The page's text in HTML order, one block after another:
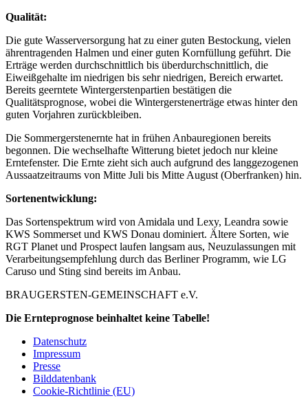
Qualität:
Die gute Wasserversorgung hat zu einer guten Bestockung, vielen
ährentragenden Halmen und einer guten Kornfüllung geführt. Die
Erträge werden durchschnittlich bis überdurchschnittlich, die
Eiweißgehalte im niedrigen bis sehr niedrigen, Bereich erwartet.
Bereits geerntete Wintergerstenpartien bestätigen die
Qualitätsprognose, wobei die Wintergerstenerträge etwas hinter den
guten Vorjahren zurückbleiben.
Die Sommergerstenernte hat in frühen Anbauregionen bereits
begonnen. Die wechselhafte Witterung bietet jedoch nur kleine
Erntefenster. Die Ernte zieht sich auch aufgrund des langgezogenen
Aussaatzeitraums von Mitte Juli bis Mitte August (Oberfranken) hin.
Sortenentwicklung:
Das Sortenspektrum wird von Amidala und Lexy, Leandra sowie
KWS Sommerset und KWS Donau dominiert. Ältere Sorten, wie
RGT Planet und Prospect laufen langsam aus, Neuzulassungen mit
Verarbeitungsempfehlung durch das Berliner Programm, wie LG
Caruso und Sting sind bereits im Anbau.
BRAUGERSTEN-GEMEINSCHAFT e.V.
Die Ernteprognose beinhaltet keine Tabelle!
Datenschutz
Impressum
Presse
Bilddatenbank
Cookie-Richtlinie (EU)